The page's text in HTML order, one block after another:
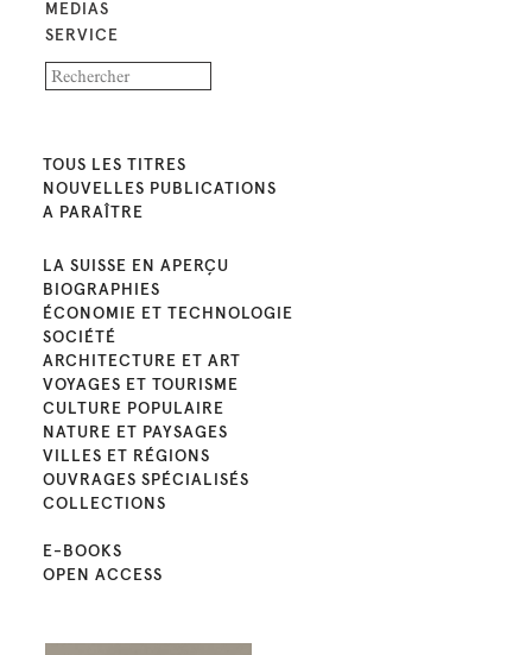
MEDIAS
SERVICE
TOUS LES TITRES
NOUVELLES PUBLICATIONS
A PARAÎTRE
LA SUISSE EN APERÇU
BIOGRAPHIES
ÉCONOMIE ET TECHNOLOGIE
SOCIÉTÉ
ARCHITECTURE ET ART
VOYAGES ET TOURISME
CULTURE POPULAIRE
NATURE ET PAYSAGES
VILLES ET RÉGIONS
OUVRAGES SPÉCIALISÉS
COLLECTIONS
E-BOOKS
OPEN ACCESS